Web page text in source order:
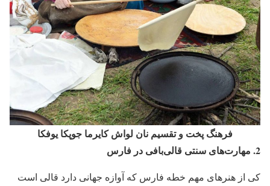
فرهنگ پخت و تقسیم نان لواش کایرما جوپکا یوفکا
2. مهارت‌های سنتی قالی‌بافی در فارس
کی از هنرهای مهم خطه فارس که آوازه جهانی دارد قالی است